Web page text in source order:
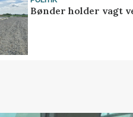
Bønder holder vagt